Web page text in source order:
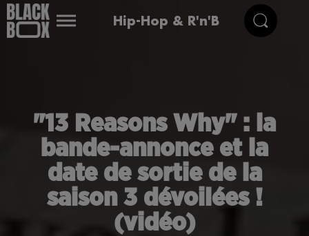
Hip-Hop & R'n'B
"13 Reasons Why" : la
bande-annonce et la
date de sortie de la
saison 3 dévoilées !
(vidéo)